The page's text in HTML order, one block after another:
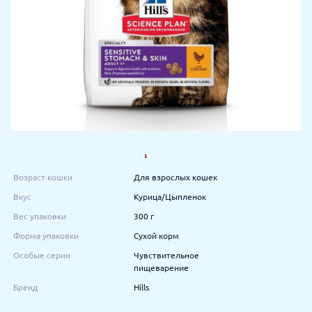
Возраст кошки Для взрослых кошек
Вкус Курица/Цыпленок
Вес упаковки 300 г
Форма упаковки Сухой корм
Особые серии
Чувствительное
пищеварение
Бренд Hills